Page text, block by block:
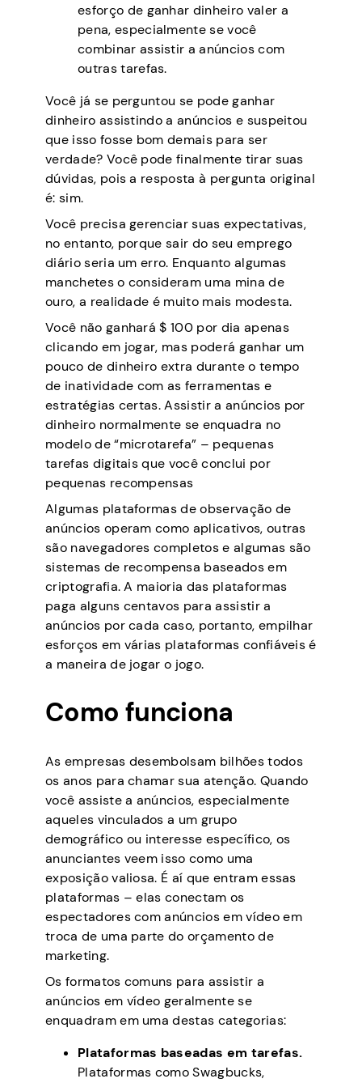
esforço de ganhar dinheiro valer a
pena, especialmente se você
combinar assistir a anúncios com
outras tarefas.
Você já se perguntou se pode ganhar
dinheiro assistindo a anúncios e suspeitou
que isso fosse bom demais para ser
verdade? Você pode finalmente tirar suas
dúvidas, pois a resposta à pergunta original
é: sim.
Você precisa gerenciar suas expectativas,
no entanto, porque sair do seu emprego
diário seria um erro. Enquanto algumas
manchetes o consideram uma mina de
ouro, a realidade é muito mais modesta.
Você não ganhará $ 100 por dia apenas
clicando em jogar, mas poderá ganhar um
pouco de dinheiro extra durante o tempo
de inatividade com as ferramentas e
estratégias certas. Assistir a anúncios por
dinheiro normalmente se enquadra no
modelo de “microtarefa” – pequenas
tarefas digitais que você conclui por
pequenas recompensas
Algumas plataformas de observação de
anúncios operam como aplicativos, outras
são navegadores completos e algumas são
sistemas de recompensa baseados em
criptografia. A maioria das plataformas
paga alguns centavos para assistir a
anúncios por cada caso, portanto, empilhar
esforços em várias plataformas confiáveis é
a maneira de jogar o jogo.
Como funciona
As empresas desembolsam bilhões todos
os anos para chamar sua atenção. Quando
você assiste a anúncios, especialmente
aqueles vinculados a um grupo
demográfico ou interesse específico, os
anunciantes veem isso como uma
exposição valiosa. É aí que entram essas
plataformas – elas conectam os
espectadores com anúncios em vídeo em
troca de uma parte do orçamento de
marketing.
Os formatos comuns para assistir a
anúncios em vídeo geralmente se
enquadram em uma destas categorias:
Plataformas baseadas em tarefas.
Plataformas como Swagbucks,